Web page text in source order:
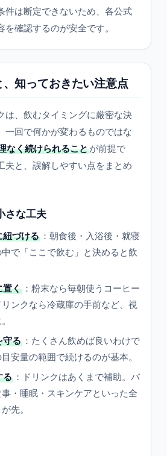
件は断定できないため、各公式
確認するのが安全です。
知っておきたい注意点
は、飲むタイミングに厳密な決
一回で何かが変わるものではな
なく続けられることが前提で
夫と、誤解しやすい点をまとめ
さな工夫
紐づける ：朝食後・入浴後・就寝
で「ここで飲む」と決めると飲
置く ：粉末なら毎朝使うコーヒー
ンクなら冷蔵庫の手前など、視
守る ：たくさん飲めば良いわけで
安量の範囲で続けるのが基本。
る ：ドリンクはあくまで補助。バ
・睡眠・スキンケアといった全
先。